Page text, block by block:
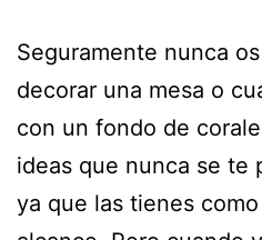
Seguramente nunca
decorar una mesa o
con un fondo de
ideas que nunca se te
ya que las tienes